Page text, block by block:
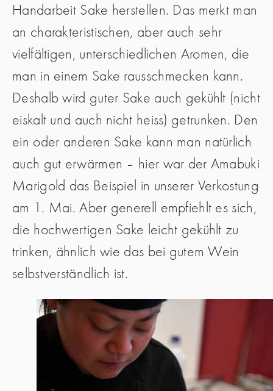
Handarbeit Sake herstellen. Das merkt man
an charakteristischen, aber auch sehr
vielfältigen, unterschiedlichen Aromen, die
man in einem Sake rausschmecken kann.
Deshalb wird guter Sake auch gekühlt (nicht
eiskalt und auch nicht heiss) getrunken. Den
ein oder anderen Sake kann man natürlich
auch gut erwärmen – hier war der Amabuki
Marigold das Beispiel in unserer Verkostung
am 1. Mai. Aber generell empfiehlt es sich,
die hochwertigen Sake leicht gekühlt zu
trinken, ähnlich wie das bei gutem Wein
selbstverständlich ist.